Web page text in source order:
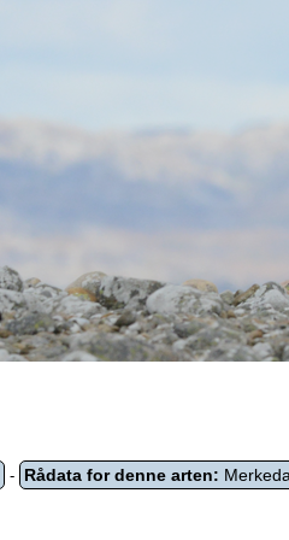
- Rådata for denne arten: